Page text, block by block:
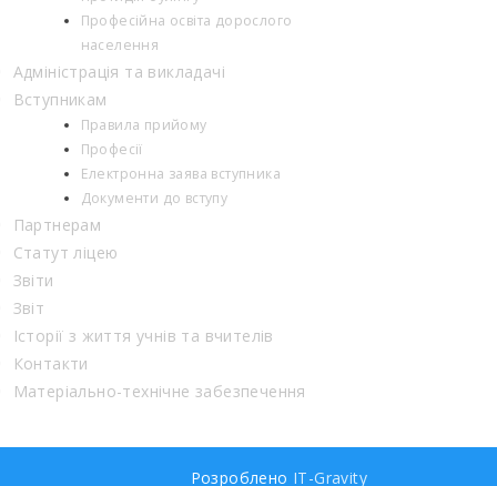
Професійна освіта дорослого
населення
Адміністрація та викладачі
Вступникам
Правила прийому
Професії
Електронна заява вступника
Документи до вступу
Партнерам
Статут ліцею
Звіти
Звіт
Історії з життя учнів та вчителів
Контакти
Матеріально-технічне забезпечення
Розроблено IT-Gravity